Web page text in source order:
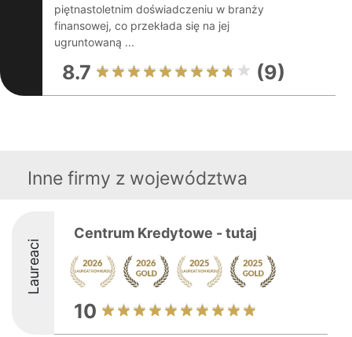
piętnastoletnim doświadczeniu w branży
finansowej, co przekłada się na jej
ugruntowaną ...
8.7 (9)
Inne firmy z województwa
Laureaci
Centrum Kredytowe - tutaj
10